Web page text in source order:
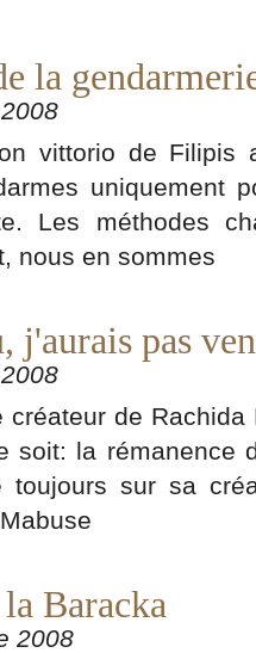
la
vittorio de Filipis
uniquement
Les méthodes
nous en sommes
j'aurais pas
créateur de
soit: la rémanence
toujours sur sa
Baracka
2008